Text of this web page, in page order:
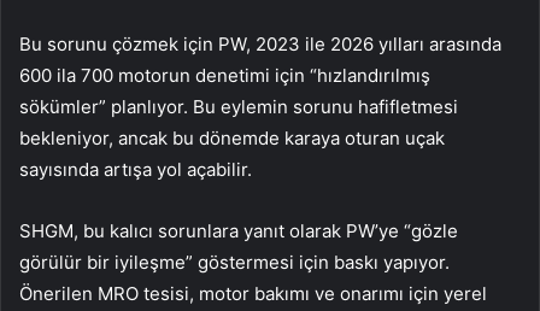
Bu sorunu çözmek için PW, 2023 ile 2026 yılları arasında
600 ila 700 motorun denetimi için “hızlandırılmış
sökümler” planlıyor. Bu eylemin sorunu hafifletmesi
bekleniyor, ancak bu dönemde karaya oturan uçak
sayısında artışa yol açabilir.
SHGM, bu kalıcı sorunlara yanıt olarak PW’ye “gözle
görülür bir iyileşme” göstermesi için baskı yapıyor.
Önerilen MRO tesisi, motor bakımı ve onarımı için yerel